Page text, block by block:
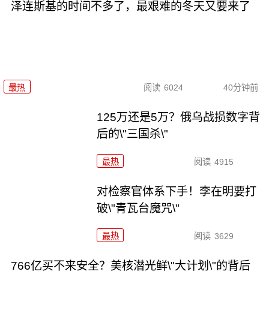
泽连斯基的时间不多了，最艰难的冬天又要来了
最热 阅读 6024 40分钟前
125万还是5万？俄乌战损数字背
后的\"三国杀\"
最热 阅读 4915
对检察官体系下手！李在明要打
破\"青瓦台魔咒\"
最热 阅读 3629
766亿买不来安全？美核潜光鲜\"大计划\"的背后